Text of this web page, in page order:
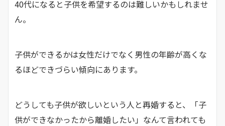
40代になると子供を希望するのは難しいかもしれませ
ん。
子供ができるかは女性だけでなく男性の年齢が高くな
るほどできづらい傾向にあります。
どうしても子供が欲しいという人と再婚すると、「子
供ができなかったから離婚したい」なんて言われても